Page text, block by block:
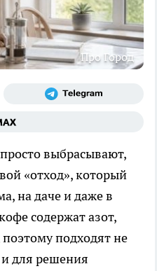
Про Город
выбрасывают,
«отход», который
на даче и даже в
содержат азот,
подходят не
и для решения